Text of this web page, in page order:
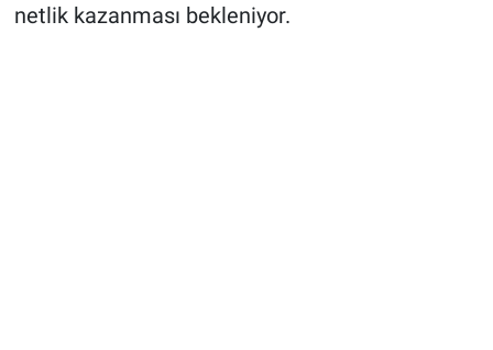
netlik kazanması bekleniyor.